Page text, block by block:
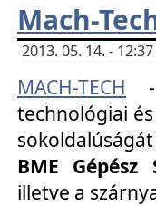
Mach-
2013. 05. 14. -
MACH-TECH
technológiai
BME
illetve a